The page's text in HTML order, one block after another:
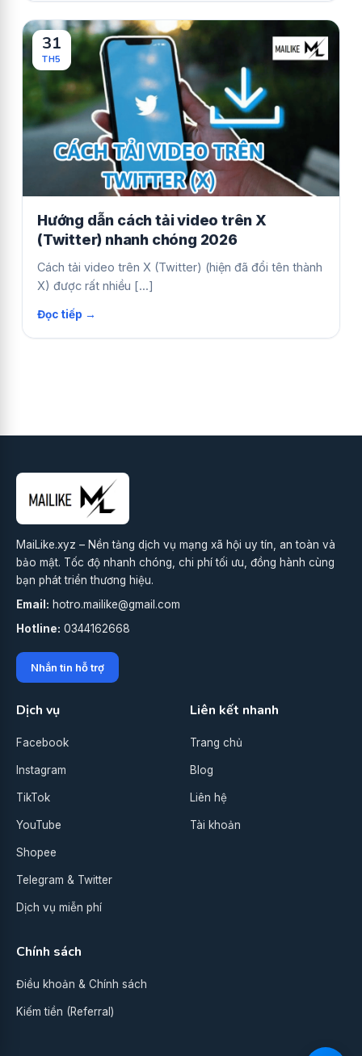
Hướng dẫn cách tải video trên X
(Twitter) nhanh chóng 2026
Cách tải video trên X (Twitter) (hiện đã đổi tên thành
X) được rất nhiều [...]
31
TH5
MaiLike.xyz – Nền tảng dịch vụ mạng xã hội uy tín, an toàn và
bảo mật. Tốc độ nhanh chóng, chi phí tối ưu, đồng hành cùng
bạn phát triển thương hiệu.
Email: hotro.mailike@gmail.com
Hotline: 0344162668
Nhắn tin hỗ trợ
Dịch vụ
Facebook
Instagram
TikTok
YouTube
Shopee
Telegram & Twitter
Dịch vụ miễn phí
Liên kết nhanh
Trang chủ
Blog
Liên hệ
Tài khoản
Chính sách
Điều khoản & Chính sách
Kiếm tiền (Referral)